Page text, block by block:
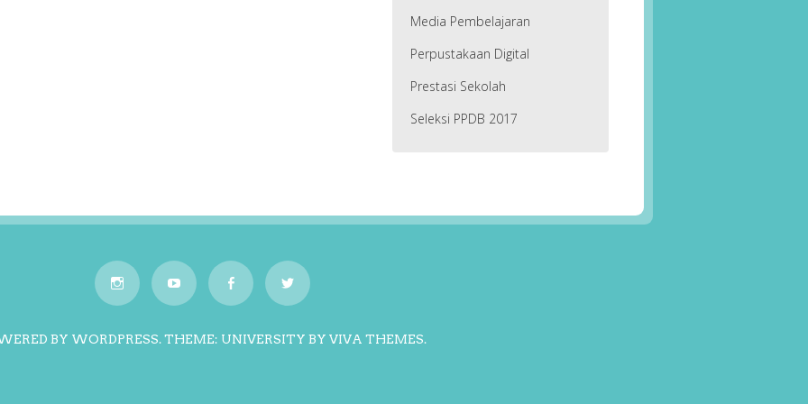
Media Pembelajaran
Perpustakaan Digital
Prestasi Sekolah
Seleksi PPDB 2017
BY WORDPRESS.THEME: UNIVERSITY BY VIVA THEMES.